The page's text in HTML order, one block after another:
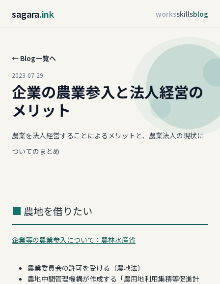
sagara.ink worksskillsblog
← Blog一覧へ
2023-07-29
企業の農業参入と法人経営の
メリット
農業を法人経営することによるメリットと、農業法人の現状に
ついてのまとめ
農地を借りたい
企業等の農業参入について：農林水産省
農業委員会の許可を受ける（農地法）
農地中間管理機構が作成する「農用地利用集積等促進計